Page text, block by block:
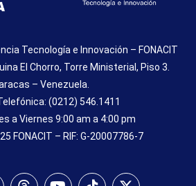
Tecnología e Innovación – FONACIT
El Chorro, Torre Ministerial, Piso 3.
– Venezuela.
(0212) 546.1411
a Viernes 9:00 am a 4:00 pm
FONACIT – RIF: G-20007786-7